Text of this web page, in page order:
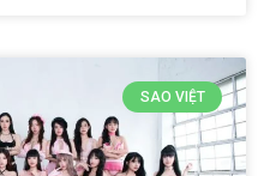
SAO VIỆT